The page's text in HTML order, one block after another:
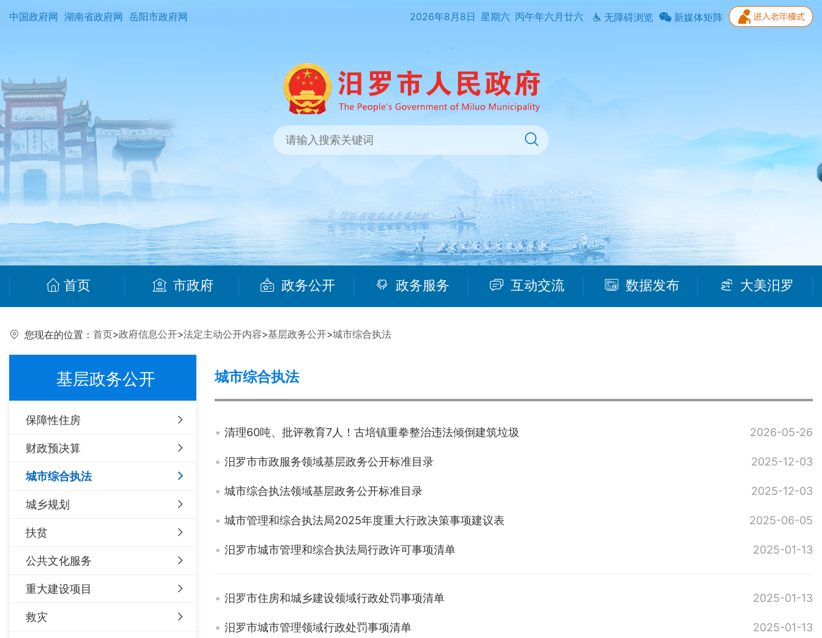
中国政府网 湖南省政府网 岳阳市政府网 2026年8月8日 星期六 丙午年六月廿六 无障碍浏览 新媒体矩阵
首页 市政府 政务公开 政务服务 互动交流 数据发布 大美汨罗
您现在的位置： 首页>政府信息公开>法定主动公开内容>基层政务公开>城市综合执法
基层政务公开
保障性住房
财政预决算
城市综合执法
城乡规划
扶贫
公共文化服务
重大建设项目
救灾
城市综合执法
清理60吨、批评教育7人！古培镇重拳整治违法倾倒建筑垃圾 2026-05-26
汨罗市市政服务领域基层政务公开标准目录 2025-12-03
城市综合执法领域基层政务公开标准目录 2025-12-03
城市管理和综合执法局2025年度重大行政决策事项建议表 2025-06-05
汨罗市城市管理和综合执法局行政许可事项清单 2025-01-13
汨罗市住房和城乡建设领域行政处罚事项清单 2025-01-13
汨罗市城市管理领域行政处罚事项清单 2025-01-13